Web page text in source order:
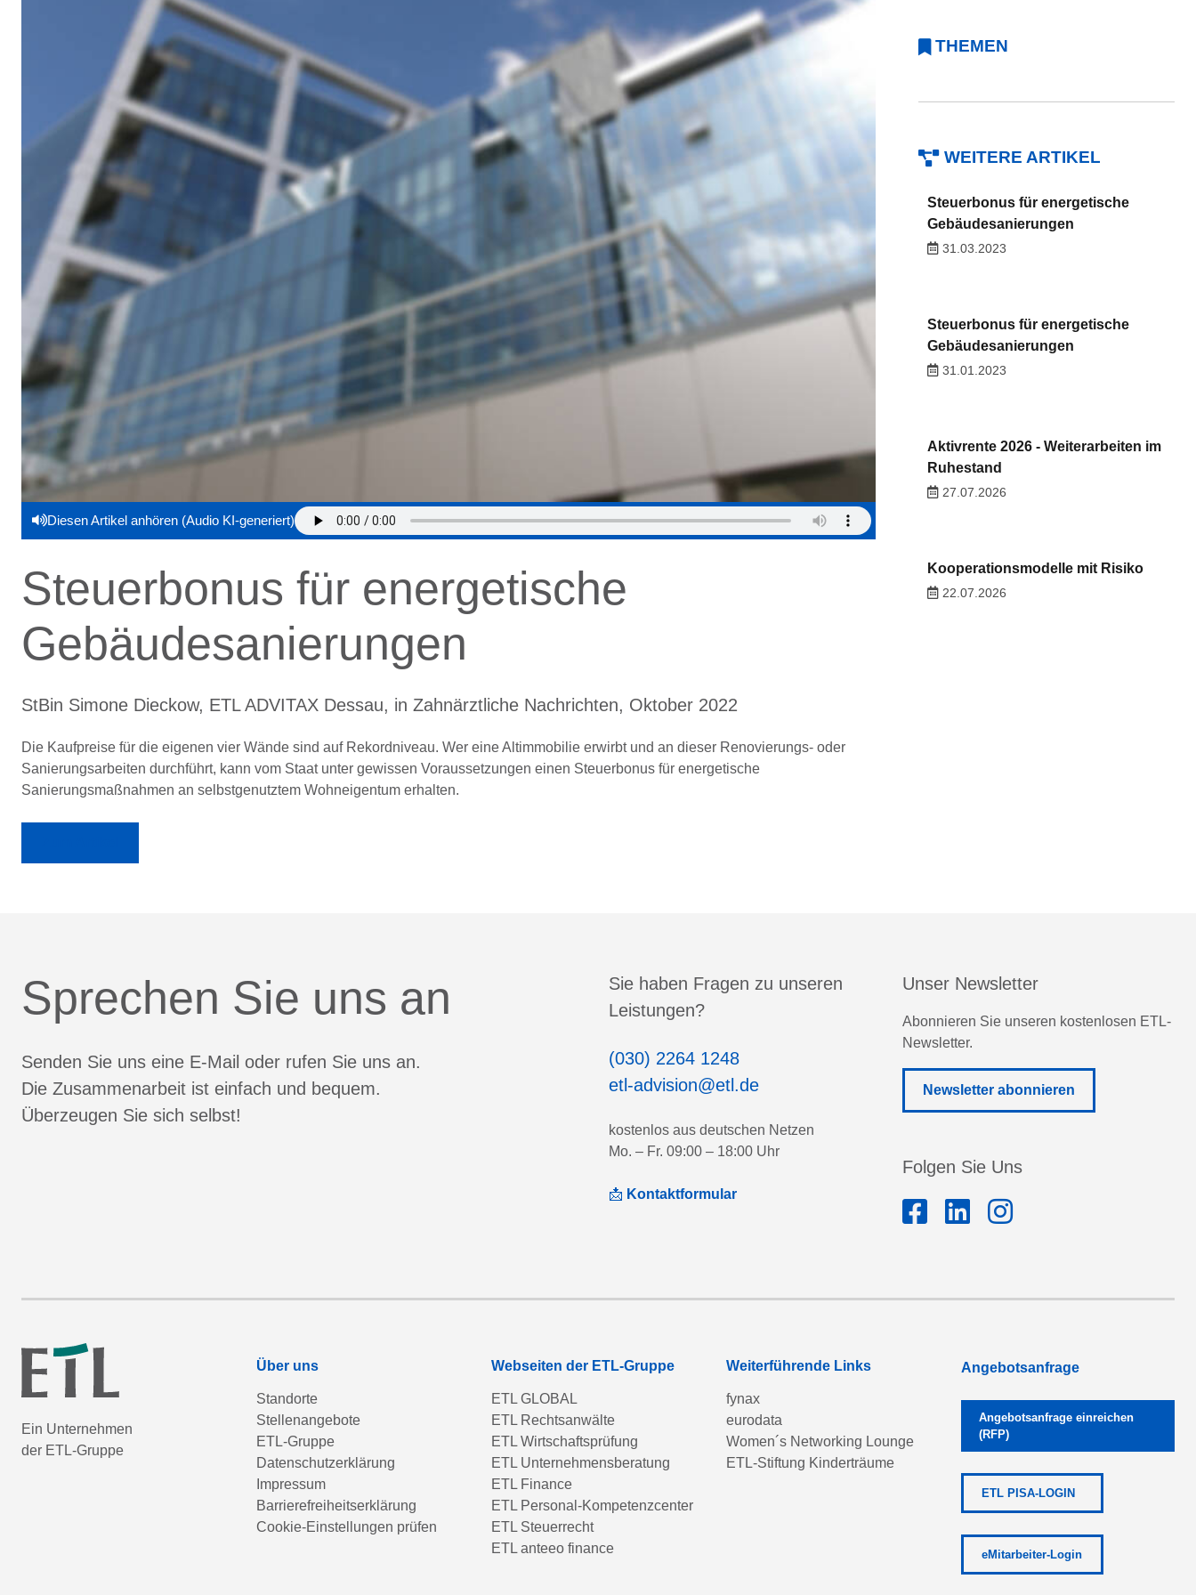
Diesen Artikel anhören (Audio KI-generiert)
Steuerbonus für energetische
Gebäudesanierungen
StBin Simone Dieckow, ETL ADVITAX Dessau, in Zahnärztliche Nachrichten, Oktober 2022
Die Kaufpreise für die eigenen vier Wände sind auf Rekordniveau. Wer eine Altimmobilie erwirbt und an dieser Renovierungs- oder
Sanierungsarbeiten durchführt, kann vom Staat unter gewissen Voraussetzungen einen Steuerbonus für energetische
Sanierungsmaßnahmen an selbstgenutztem Wohneigentum erhalten.
THEMEN
WEITERE ARTIKEL
Steuerbonus für energetische
Gebäudesanierungen
31.03.2023
Steuerbonus für energetische
Gebäudesanierungen
31.01.2023
Aktivrente 2026 - Weiterarbeiten im
Ruhestand
27.07.2026
Kooperationsmodelle mit Risiko
22.07.2026
Sprechen Sie uns an
Senden Sie uns eine E-Mail oder rufen Sie uns an.
Die Zusammenarbeit ist einfach und bequem.
Überzeugen Sie sich selbst!
Sie haben Fragen zu unseren
Leistungen?
(030) 2264 1248
etl-advision@etl.de
kostenlos aus deutschen Netzen
Mo. – Fr. 09:00 – 18:00 Uhr
📩 Kontaktformular
Unser Newsletter
Abonnieren Sie unseren kostenlosen ETL-
Newsletter.
Newsletter abonnieren
Folgen Sie Uns
Ein Unternehmen
der ETL-Gruppe
Über uns
Standorte
Stellenangebote
ETL-Gruppe
Datenschutzerklärung
Impressum
Barrierefreiheitserklärung
Cookie-Einstellungen prüfen
Webseiten der ETL-Gruppe
ETL GLOBAL
ETL Rechtsanwälte
ETL Wirtschaftsprüfung
ETL Unternehmensberatung
ETL Finance
ETL Personal-Kompetenzcenter
ETL Steuerrecht
ETL anteeo finance
Weiterführende Links
fynax
eurodata
Women´s Networking Lounge
ETL-Stiftung Kinderträume
Angebotsanfrage
Angebotsanfrage einreichen
(RFP)
ETL PISA-LOGIN
eMitarbeiter-Login